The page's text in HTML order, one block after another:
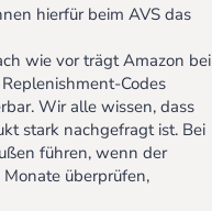
hierfür beim AVS das
wie vor trägt Amazon bei
Codes
Wir alle wissen, dass
stark nachgefragt ist. Bei
führen, wenn der
überprüfen,